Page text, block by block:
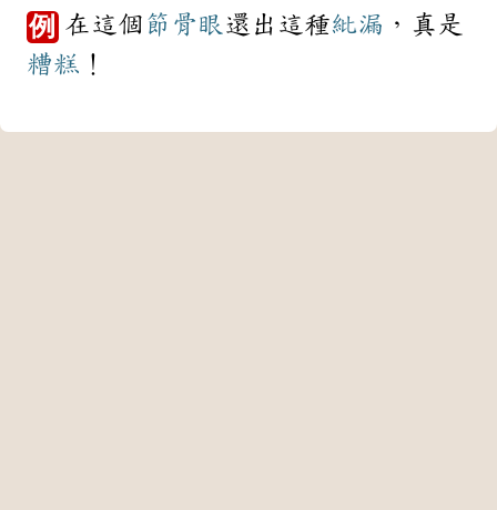
例 在這個 節骨眼 還出這種紕漏 ，真是
糟糕 ！